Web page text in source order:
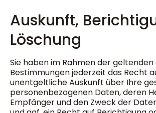
Auskunft,
Löschung
Sie haben im Rahmen der
Bestimmungen jederzeit das Recht
unentgeltliche Auskunft über Ihre
personenbezogenen Daten, deren
Empfänger und den Zweck der